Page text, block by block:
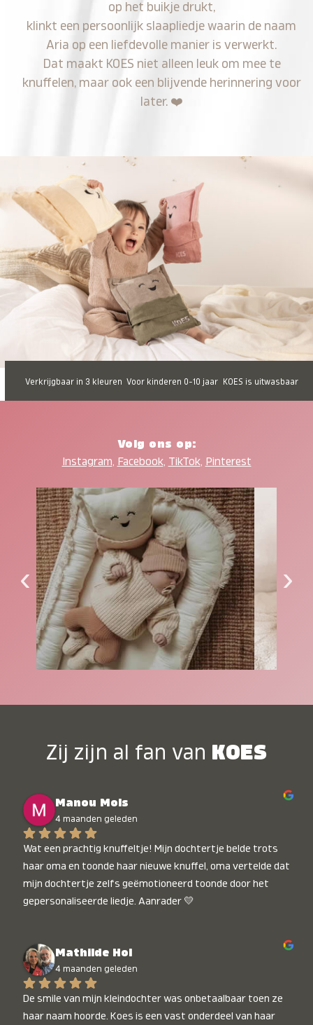
op het buikje drukt,
klinkt een persoonlijk slaapliedje waarin de naam
Aria op een liefdevolle manier is verwerkt.
Dat maakt KOES niet alleen leuk om mee te
knuffelen, maar ook een blijvende herinnering voor
later. ❤️
Verkrijgbaar in 3 kleuren Voor kinderen 0-10 jaar KOES is uitwasbaar
Volg ons op:
Instagram, Facebook, TikTok, Pinterest
‹ ›
Zij zijn al fan van KOES
Manou Mols
4 maanden geleden
Wat een prachtig knuffeltje! Mijn dochtertje belde trots
haar oma en toonde haar nieuwe knuffel, oma vertelde dat
mijn dochtertje zelfs geëmotioneerd toonde door het
gepersonaliseerde liedje. Aanrader 💛
Mathilde Hol
4 maanden geleden
De smile van mijn kleindochter was onbetaalbaar toen ze
haar naam hoorde. Koes is een vast onderdeel van haar